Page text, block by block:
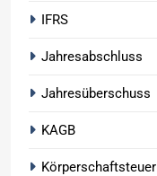
IFRS
Jahresabschluss
Jahresüberschuss
KAGB
Körperschaftsteuer